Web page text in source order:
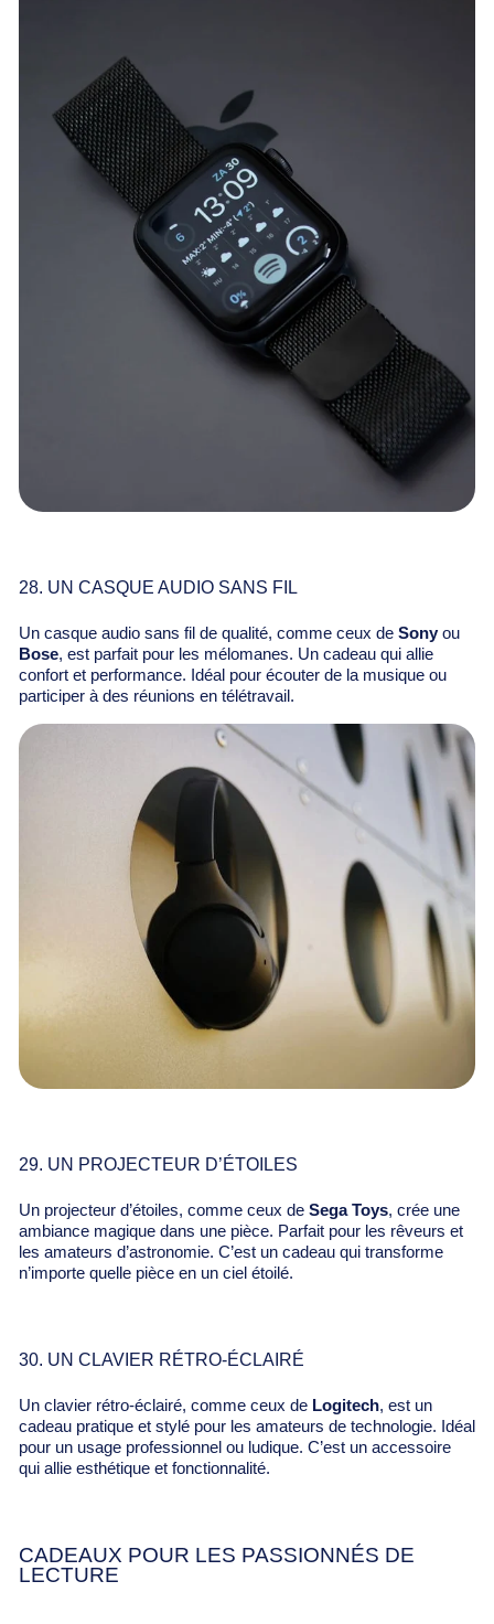
28. UN CASQUE AUDIO SANS FIL
Un casque audio sans fil de qualité, comme ceux de Sony ou
Bose, est parfait pour les mélomanes. Un cadeau qui allie
confort et performance. Idéal pour écouter de la musique ou
participer à des réunions en télétravail.
29. UN PROJECTEUR D’ÉTOILES
Un projecteur d’étoiles, comme ceux de Sega Toys, crée une
ambiance magique dans une pièce. Parfait pour les rêveurs et
les amateurs d’astronomie. C’est un cadeau qui transforme
n’importe quelle pièce en un ciel étoilé.
30. UN CLAVIER RÉTRO-ÉCLAIRÉ
Un clavier rétro-éclairé, comme ceux de Logitech, est un
cadeau pratique et stylé pour les amateurs de technologie. Idéal
pour un usage professionnel ou ludique. C’est un accessoire
qui allie esthétique et fonctionnalité.
CADEAUX POUR LES PASSIONNÉS DE
LECTURE